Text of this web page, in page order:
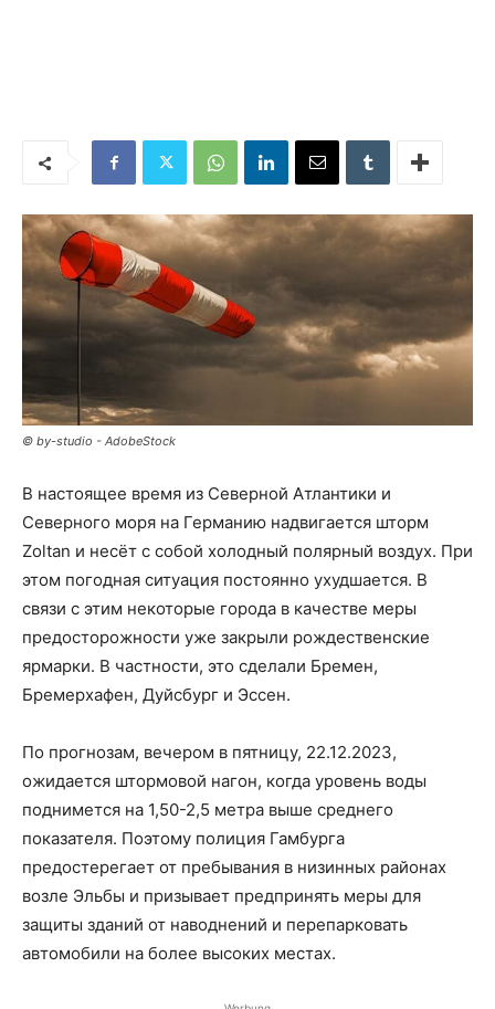
© by-studio - AdobeStock
В настоящее время из Северной Атлантики и
Северного моря на Германию надвигается шторм
Zoltan и несёт с собой холодный полярный воздух. При
этом погодная ситуация постоянно ухудшается. В
связи с этим некоторые города в качестве меры
предосторожности уже закрыли рождественские
ярмарки. В частности, это сделали Бремен,
Бремерхафен, Дуйсбург и Эссен.
По прогнозам, вечером в пятницу, 22.12.2023,
ожидается штормовой нагон, когда уровень воды
поднимется на 1,50-2,5 метра выше среднего
показателя. Поэтому полиция Гамбурга
предостерегает от пребывания в низинных районах
возле Эльбы и призывает предпринять меры для
защиты зданий от наводнений и перепарковать
автомобили на более высоких местах.